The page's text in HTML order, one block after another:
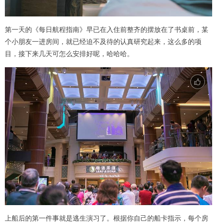
第一天的《每日航程指南》早已在入住前整齐的摆放在了书桌前，某
个小朋友一进房间，就已经迫不及待的认真研究起来，这么多的项
目，接下来几天可怎么安排好呢，哈哈哈。
上船后的第一件事就是逃生演习了。根据你自己的船卡指示，每个房